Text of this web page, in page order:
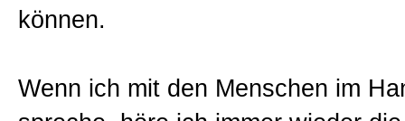
können.
Wenn ich mit den Menschen im